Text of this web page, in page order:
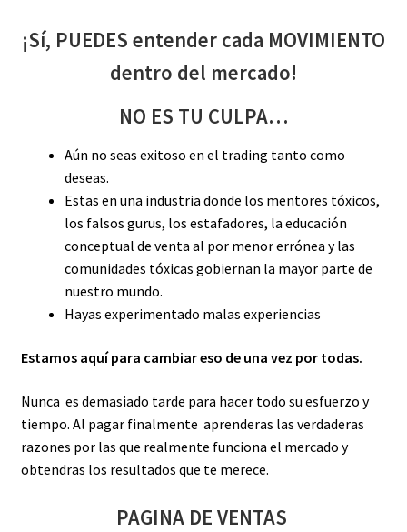
¡Sí, PUEDES entender cada MOVIMIENTO
dentro del mercado!
NO ES TU CULPA…
Aún no seas exitoso en el trading tanto como
deseas.
Estas en una industria donde los mentores tóxicos,
los falsos gurus, los estafadores, la educación
conceptual de venta al por menor errónea y las
comunidades tóxicas gobiernan la mayor parte de
nuestro mundo.
Hayas experimentado malas experiencias
Estamos aquí para cambiar eso de una vez por todas.
Nunca es demasiado tarde para hacer todo su esfuerzo y
tiempo. Al pagar finalmente aprenderas las verdaderas
razones por las que realmente funciona el mercado y
obtendras los resultados que te merece.
PAGINA DE VENTAS